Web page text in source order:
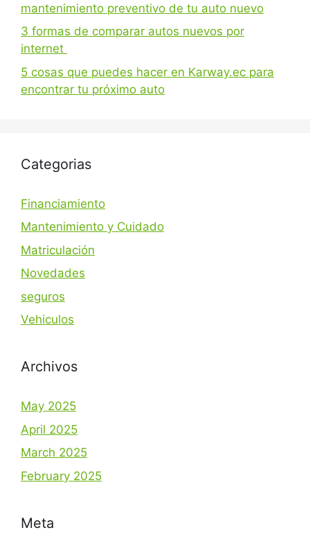
mantenimiento preventivo de tu auto nuevo
3 formas de comparar autos nuevos por
internet
5 cosas que puedes hacer en Karway.ec para
encontrar tu próximo auto
Categorias
Financiamiento
Mantenimiento y Cuidado
Matriculación
Novedades
seguros
Vehiculos
Archivos
May 2025
April 2025
March 2025
February 2025
Meta